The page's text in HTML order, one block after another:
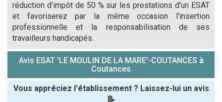
réduction d’impôt de 50 % sur les prestations d'un ESAT
et favoriserez par la même occasion l'insertion
professionnelle et la responsabilisation de ses
travailleurs handicapés.
Avis ESAT 'LE MOULIN DE LA MARE'-COUTANCES à
Coutances
Vous appréciez l'établissement ? Laissez-lui un avis
📝